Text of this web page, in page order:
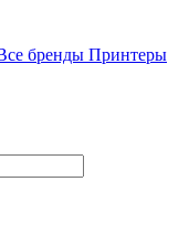
бренды Принтеры